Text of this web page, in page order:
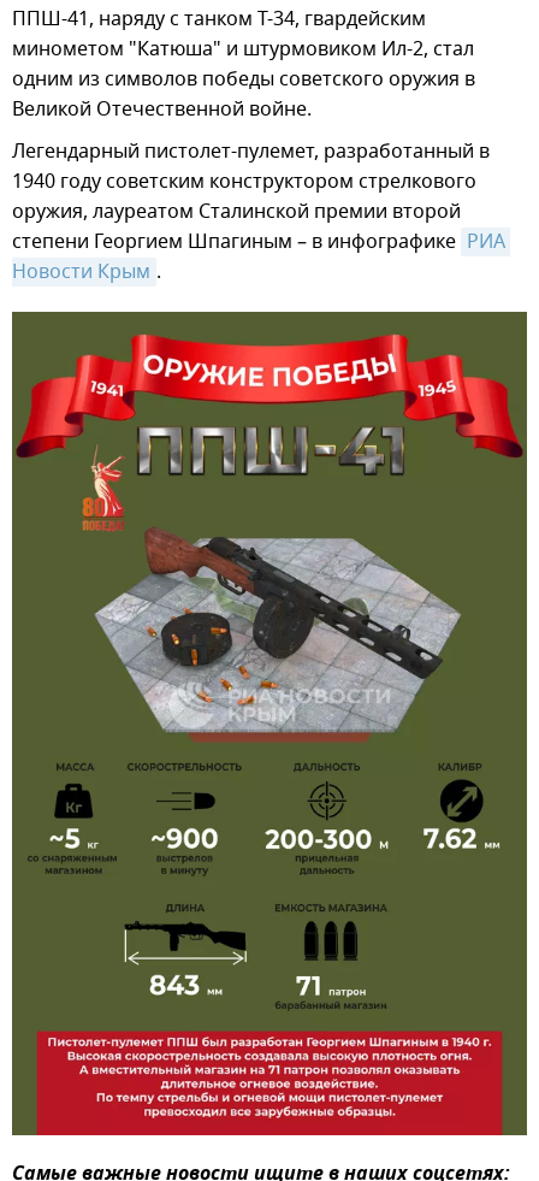
ППШ-41, наряду с танком Т-34, гвардейским
минометом "Катюша" и штурмовиком Ил-2, стал
одним из символов победы советского оружия в
Великой Отечественной войне.
Легендарный пистолет-пулемет, разработанный в
1940 году советским конструктором стрелкового
оружия, лауреатом Сталинской премии второй
степени Георгием Шпагиным – в инфографике РИА
Новости Крым .